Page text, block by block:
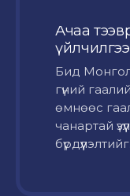
Ачаа
үйлчилгээ
Бид
гүний
өмнөөс
чанартай